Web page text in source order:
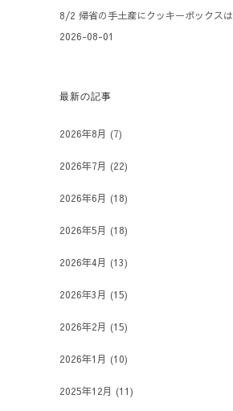
8/2 帰省の手土産にクッキーボックス
2026-08-01
最新の記事
2026年8月 (7)
2026年7月 (22)
2026年6月 (18)
2026年5月 (18)
2026年4月 (13)
2026年3月 (15)
2026年2月 (15)
2026年1月 (10)
2025年12月 (11)